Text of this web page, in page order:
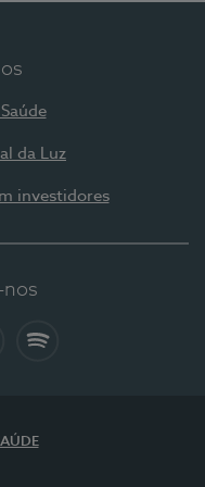
da Luz
investidores
nos